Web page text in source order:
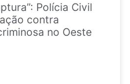
Polícia Civil
contra
no Oeste